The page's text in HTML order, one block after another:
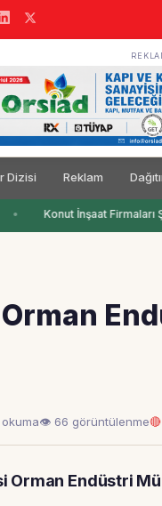
Dizisi Reklam
Konut İnşaat Firmaları
👁 66 görüntülenme
Orman Endüstri